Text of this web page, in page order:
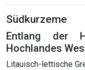
Südkurzeme
Entlang der
Hochlandes
Litauisch-lettische